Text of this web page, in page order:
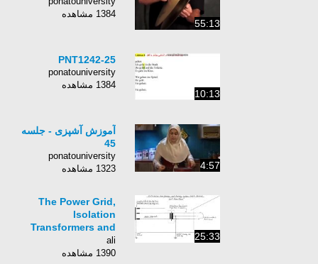
55:13
1384 مشاهده
10:13
PNT1242-25
ponatouniversity
1384 مشاهده
4:57
آموزش آشپزی - جلسه
45
ponatouniversity
1323 مشاهده
25:33
The Power Grid,
Isolation
Transformers and
Earthing
ali
1390 مشاهده